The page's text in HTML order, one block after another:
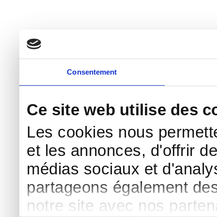
Consentement
Ce site web utilise des
Les cookies nous
et les annonces, d'offrir
médias sociaux et
partageons également
notre site avec nos